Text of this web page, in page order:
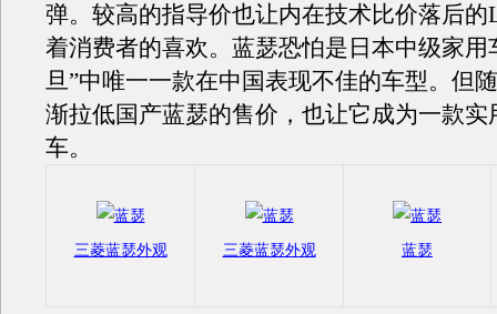
弹。较高的指导价也让内在技术比价落后的
着消费者的喜欢。蓝瑟恐怕是日本中级家用
旦”中唯一一款在中国表现不佳的车型。但
渐拉低国产蓝瑟的售价，也让它成为一款实
车。
三菱蓝瑟外观 三菱蓝瑟外观 蓝瑟